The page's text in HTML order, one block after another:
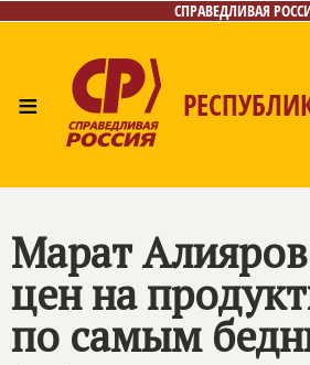
СПРАВЕДЛИВАЯ
≡
Марат
цен на
по самым